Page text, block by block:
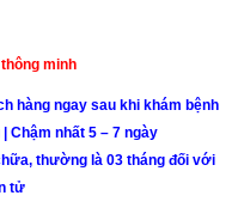
minh
hàng ngay sau khi khám bệnh
Chậm nhất 5 – 7 ngày
thường là 03 tháng đối với
tử